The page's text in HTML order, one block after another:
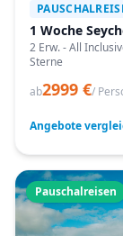
1 Woche
2 Erw. - All
Sterne
ab2999 €/
Angebote
Pauschalreisen